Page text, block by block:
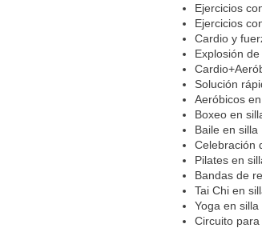
Ejercicios
Ejercicios
Cardio y
Explosión
Solución
Aeróbicos
Boxeo en
Baile en silla
Celebración
Pilates en
Bandas de
Tai Chi en
Yoga en silla
Circuito